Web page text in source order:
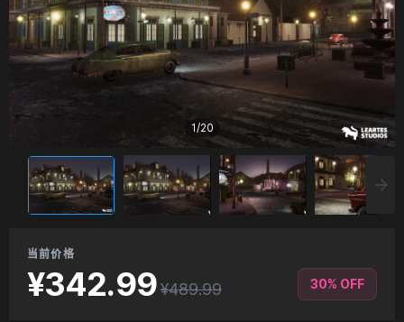
1/20
当前价格
¥342.99¥489.99 30% OFF